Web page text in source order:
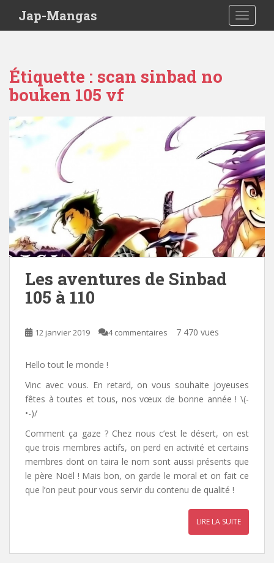
Jap-Mangas
Étiquette : scan sinbad no
bouken 105 vf
Les aventures de Sinbad
105 à 110
12 janvier 2019 4 commentaires 7 470 vues
Hello tout le monde !
Vinc avec vous. En retard, on vous souhaite joyeuses
fêtes à toutes et tous, nos vœux de bonne année ! \(-
•-)/
Comment ça gaze ? Chez nous c’est le désert, on est
que trois membres actifs, on perd en activité et certains
membres dont on taira le nom sont aussi présents que
le père Noël ! Mais bon, on garde le moral et on fait ce
que l’on peut pour vous servir du contenu de qualité !
LIRE LA SUITE